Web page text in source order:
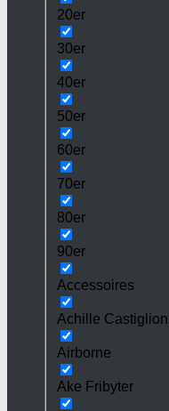
20er
30er
40er
50er
60er
70er
80er
90er
Accessoires
Achille
Airborne
Ake Fribyter